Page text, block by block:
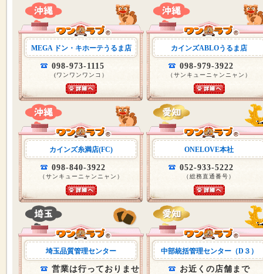
MEGA ドン・キホーテうるま店
098-973-1115
(ワンワンワンコ）
カインズABLOうるま店
098-979-3922
（サンキューニャンニャン）
カインズ糸満店(FC)
098-840-3922
（サンキューニャンニャン）
ONELOVE本社
052-933-5222
（総務直通番号）
埼玉品質管理センター
営業は行っておりませ
中部統括管理センター（D３）
お近くの店舗まで